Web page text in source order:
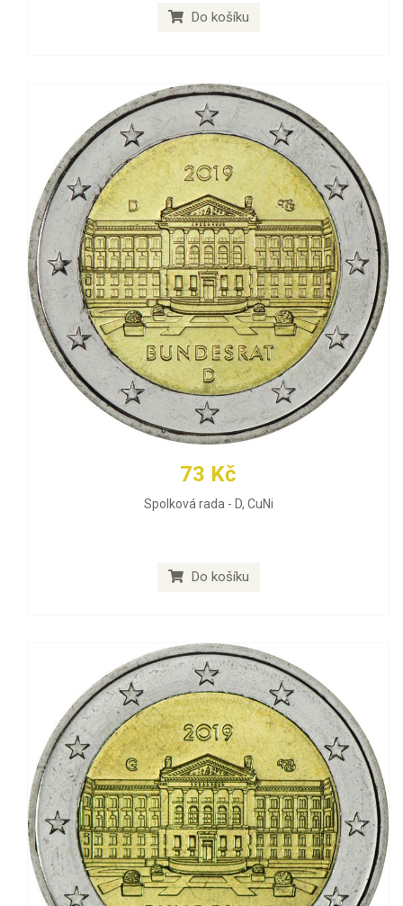
Do košíku
73 Kč
Spolková rada - D, CuNi
Do košíku